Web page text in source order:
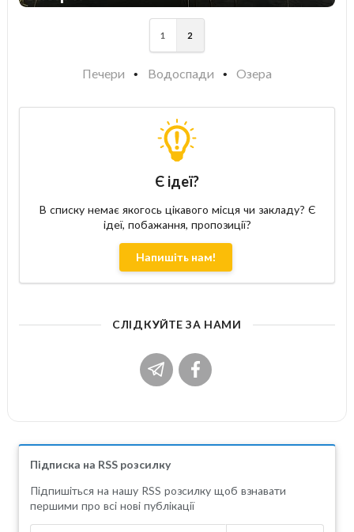
1 2
Печери Водоспади Озера
Є ідеї?
В списку немає якогось цікавого місця чи закладу? Є
ідеї, побажання, пропозиції?
Напишіть нам!
СЛІДКУЙТЕ ЗА НАМИ
Підписка на RSS розсилку
Підпишіться на нашу RSS розсилку щоб взнавати
першими про всі нові публікації